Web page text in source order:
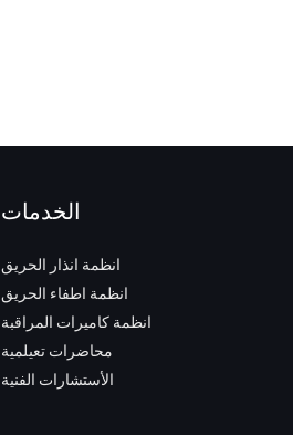
الخدمات
انظمة انذار الحريق
انظمة اطفاء الحريق
انظمة كاميرات المراقبة
محاضرات تعيلمية
الأستشارات الفنية